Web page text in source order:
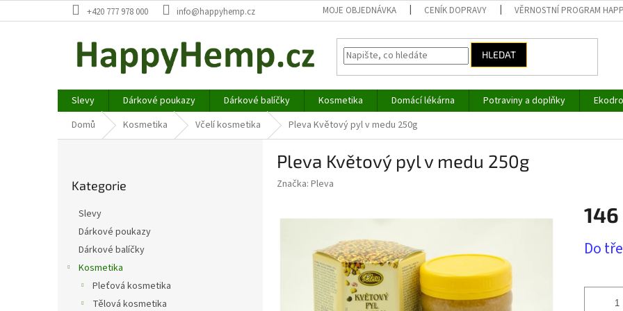
na
+420 777 978 000 info@happyhemp.cz MOJE OBJEDNÁVKA CENÍK DOPRAVY VĚRNOSTNÍ PROGRAM
HLEDAT
Slevy Dárkové poukazy Dárkové balíčky Kosmetika Domácí lékárna Potraviny a doplňky
Domů
Kosmetika Včelí kosmetika Pleva Květový pyl v medu 250g
kategorie
Kategorie
Slevy
Dárkové poukazy
Dárkové balíčky
Kosmetika
Pleťová kosmetika
Tělová kosmetika
Pleva Květový pyl v medu 250g
Značka: Pleva
146
cena:
Do